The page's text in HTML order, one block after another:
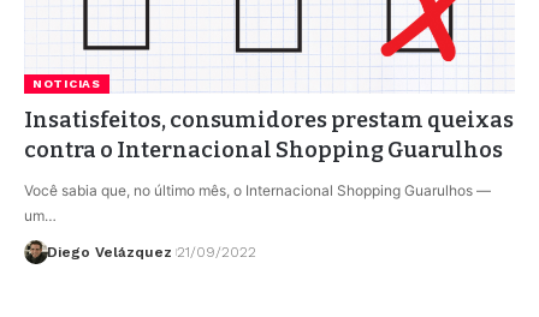
NOTICIAS
Insatisfeitos, consumidores prestam queixas
contra o Internacional Shopping Guarulhos
Você sabia que, no último mês, o Internacional Shopping Guarulhos —
um…
Diego Velázquez 21/09/2022